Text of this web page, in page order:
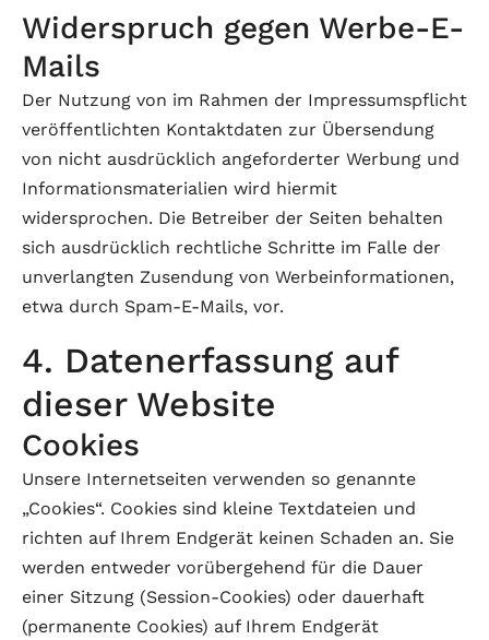
Widerspruch gegen Werbe-E-
Mails
Der Nutzung von im Rahmen der Impressumspflicht
veröffentlichten Kontaktdaten zur Übersendung
von nicht ausdrücklich angeforderter Werbung und
Informationsmaterialien wird hiermit
widersprochen. Die Betreiber der Seiten behalten
sich ausdrücklich rechtliche Schritte im Falle der
unverlangten Zusendung von Werbeinformationen,
etwa durch Spam-E-Mails, vor.
4. Datenerfassung auf
dieser Website
Cookies
Unsere Internetseiten verwenden so genannte
„Cookies“. Cookies sind kleine Textdateien und
richten auf Ihrem Endgerät keinen Schaden an. Sie
werden entweder vorübergehend für die Dauer
einer Sitzung (Session-Cookies) oder dauerhaft
(permanente Cookies) auf Ihrem Endgerät